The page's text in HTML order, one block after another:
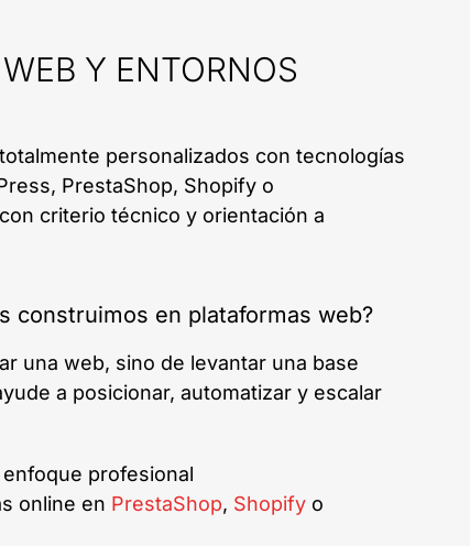
Y ENTORNOS
personalizados con tecnologías
PrestaShop, Shopify o
criterio técnico y orientación a
construimos en plataformas web?
una web, sino de levantar una base
a posicionar, automatizar y escalar
profesional
online en PrestaShop, Shopify o